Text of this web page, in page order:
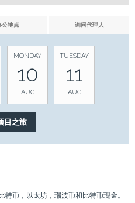
公地点 询问代理人
MONDAY
10
AUG
TUESDAY
11
AUG
币，以太坊，瑞波币和比特币现金。